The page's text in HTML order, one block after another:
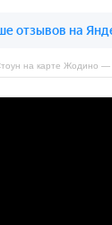
на карте Жодино —